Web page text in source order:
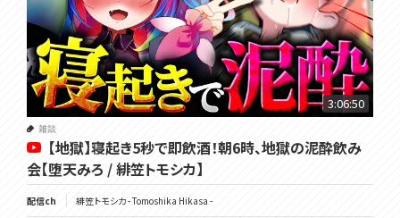
3:06:50
雑談
【地獄】寝起き5秒で即飲酒！朝6時、地獄の泥酔飲み
会【堕天みろ / 緋笠トモシカ】
配信ch 緋笠トモシカ - Tomoshika Hikasa -